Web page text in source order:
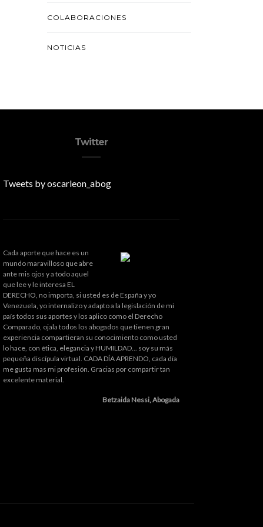
COLABORACIONES
NOTICIAS
Twitter
Tweets by oscarleon_abog
Cada aporte que hace es un
mundo maravilloso que abre
ante mis ojos y a todo aquel
que lee y le interesa EL
DERECHO, no importa, si usted es de España y yo
Venezuela, yo internalizo y adapto a la legislación de mi
país todos sus aportes y los aplico como el Derecho
Comparado, ojala todos los abogados que tienen gran
experiencia compartieran su conocimiento como usted
lo hace, con ética, elegancia y HUMILDAD... soy su más
pequeña discípula virtual. CADA DÍA APRENDO, cada día
me gusta mas mi profesión. Gracias por compartir tan
excelente material.
Betzaida Nessi, Abogada